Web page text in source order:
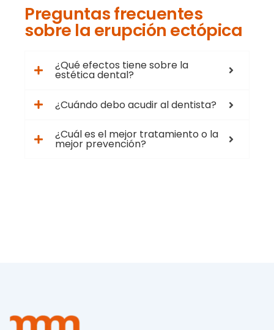
Preguntas frecuentes
sobre la erupción ectópica
¿Qué efectos tiene sobre la
estética dental?
¿Cuándo debo acudir al dentista?
¿Cuál es el mejor tratamiento o la
mejor prevención?